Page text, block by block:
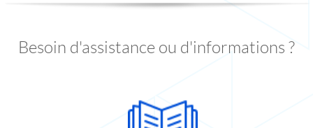
Besoin d'assistance ou d'informations ?